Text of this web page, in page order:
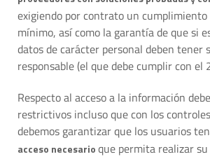
exigiendo por contrato un cumplimiento
mínimo, así como la garantía de que si
datos de carácter personal deben tener
responsable (el que debe cumplir con el
Respecto al acceso a la información
restrictivos incluso que con los
debemos garantizar que los usuarios
acceso necesarioque permita realizar